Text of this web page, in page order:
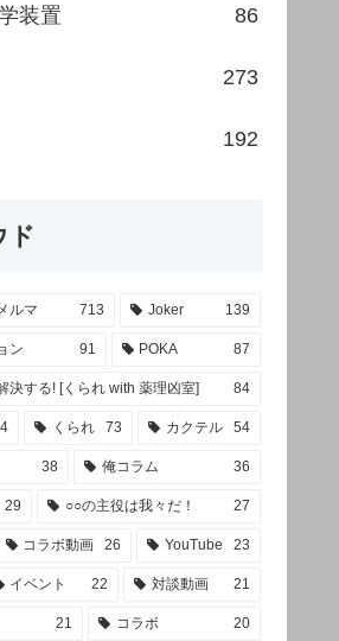
装置 86
273
192
ド
ルマ 713 Joker 139
ン 91 POKA 87
決する! [くられ with 薬理凶室] 84
くられ 73 カクテル 54
38 俺コラム 36
29 ○○の主役は我々だ！ 27
コラボ動画 26 YouTube 23
イベント 22 対談動画 21
21 コラボ 20